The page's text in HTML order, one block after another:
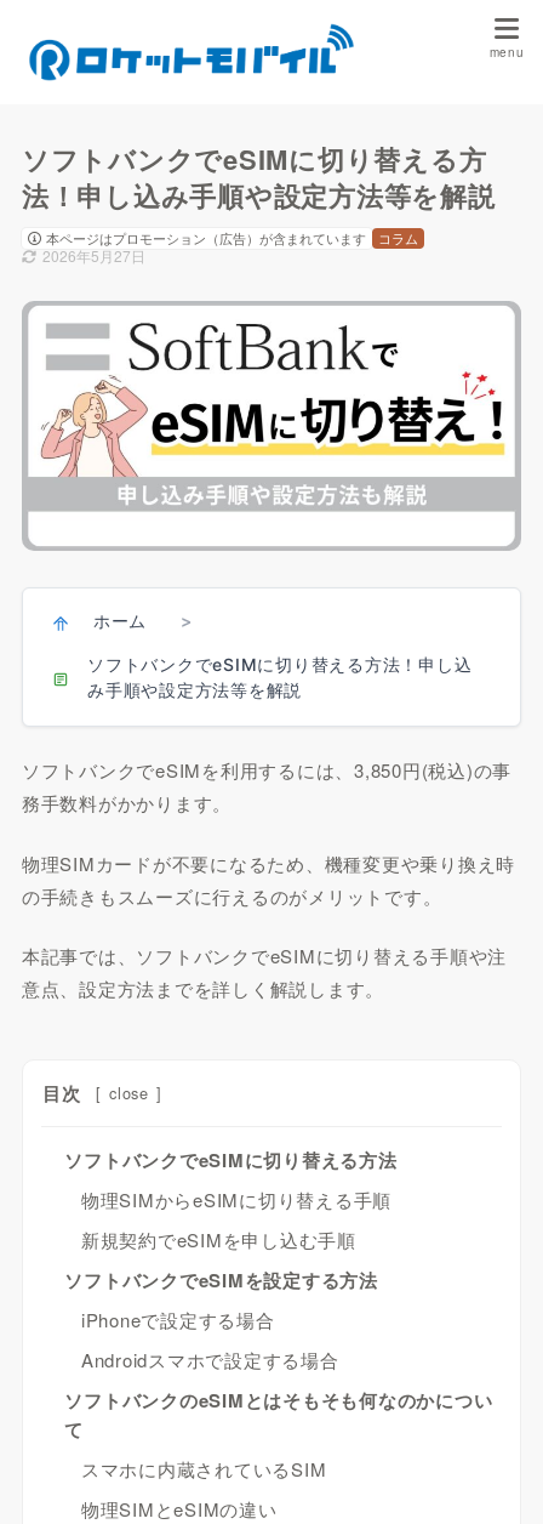
ソフトバンクでeSIMに切り替える方
法！申し込み手順や設定方法等を解説
本ページはプロモーション（広告）が含まれています コラム
2026年5月27日
ホーム >
ソフトバンクでeSIMに切り替える方法！申し込
み手順や設定方法等を解説
ソフトバンクでeSIMを利用するには、3,850円(税込)の事
務手数料がかかります。
物理SIMカードが不要になるため、機種変更や乗り換え時
の手続きもスムーズに行えるのがメリットです。
本記事では、ソフトバンクでeSIMに切り替える手順や注
意点、設定方法までを詳しく解説します。
目次 [ close ]
ソフトバンクでeSIMに切り替える方法
物理SIMからeSIMに切り替える手順
新規契約でeSIMを申し込む手順
ソフトバンクでeSIMを設定する方法
iPhoneで設定する場合
Androidスマホで設定する場合
ソフトバンクのeSIMとはそもそも何なのかについ
て
スマホに内蔵されているSIM
物理SIMとeSIMの違い